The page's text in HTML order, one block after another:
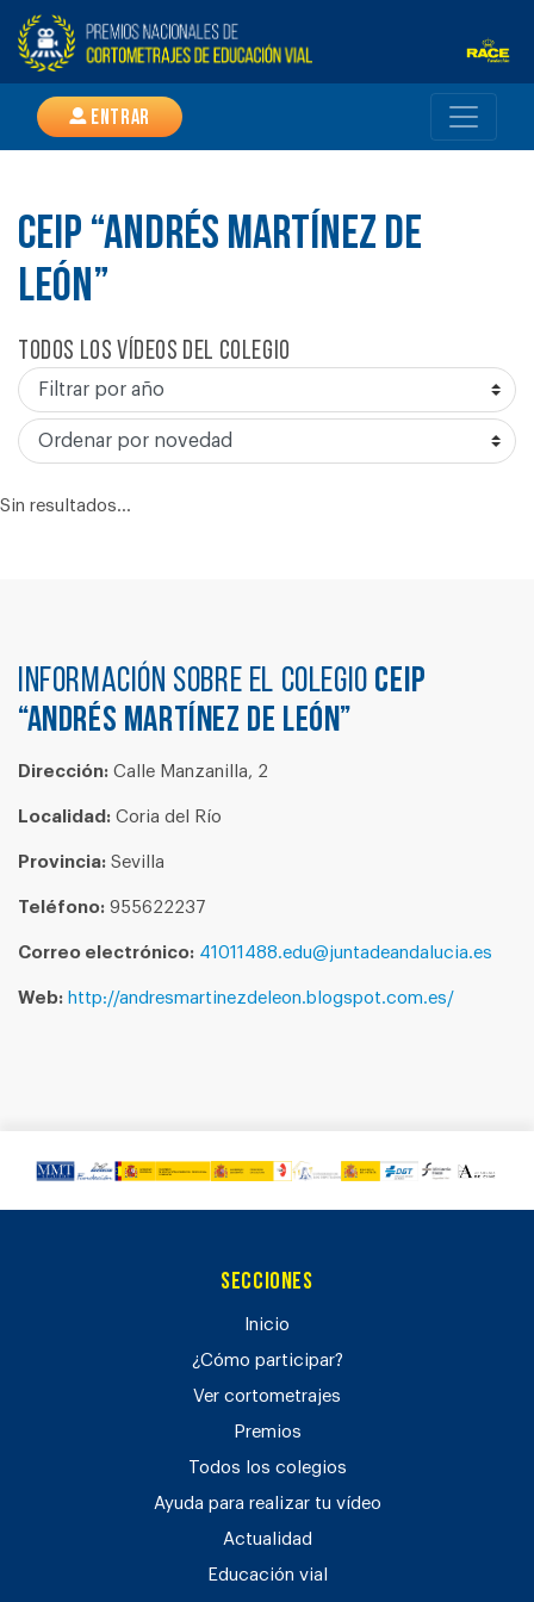
Entrar
CEIP “ANDRÉS MARTÍNEZ DE
LEÓN”
Todos los vídeos del colegio
Sin resultados...
Información sobre el colegio CEIP
“ANDRÉS MARTÍNEZ DE LEÓN”
Dirección: Calle Manzanilla, 2
Localidad: Coria del Río
Provincia: Sevilla
Teléfono: 955622237
Correo electrónico: 41011488.edu@juntadeandalucia.es
Web: http://andresmartinezdeleon.blogspot.com.es/
Secciones
Inicio
¿Cómo participar?
Ver cortometrajes
Premios
Todos los colegios
Ayuda para realizar tu vídeo
Actualidad
Educación vial